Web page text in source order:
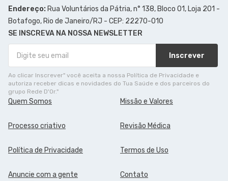
Endereço: Rua Voluntários da Pátria, n° 138, Bloco 01, Loja 201 -
Botafogo, Rio de Janeiro/RJ - CEP: 22270-010
SE INSCREVA NA NOSSA NEWSLETTER
Inscrever
Ao clicar Inscrever" você aceita a nossa Política de Privacidade e
autoriza receber dicas e novidades do Tua Saúde e dos parceiros do
grupo Rede D'Or."
Quem Somos Missão e Valores
Processo criativo Revisão Médica
Política de Privacidade Termos de Uso
Anuncie com a gente Contato